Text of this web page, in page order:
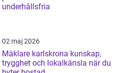
underhållsfria
02 maj 2026
Mäklare karlskrona kunskap,
trygghet och lokalkänsla när du